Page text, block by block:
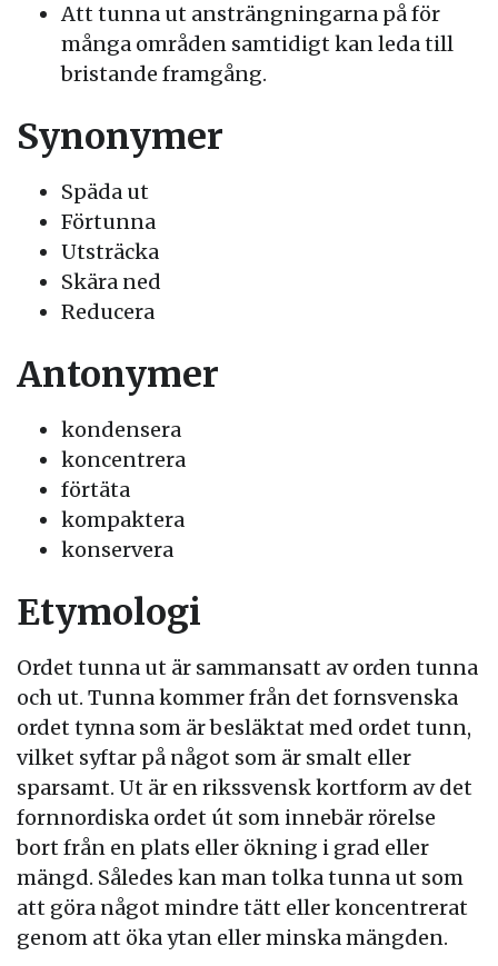
Att tunna ut ansträngningarna på för
många områden samtidigt kan leda till
bristande framgång.
Synonymer
Späda ut
Förtunna
Utsträcka
Skära ned
Reducera
Antonymer
kondensera
koncentrera
förtäta
kompaktera
konservera
Etymologi
Ordet tunna ut är sammansatt av orden tunna
och ut. Tunna kommer från det fornsvenska
ordet tynna som är besläktat med ordet tunn,
vilket syftar på något som är smalt eller
sparsamt. Ut är en rikssvensk kortform av det
fornnordiska ordet út som innebär rörelse
bort från en plats eller ökning i grad eller
mängd. Således kan man tolka tunna ut som
att göra något mindre tätt eller koncentrerat
genom att öka ytan eller minska mängden.